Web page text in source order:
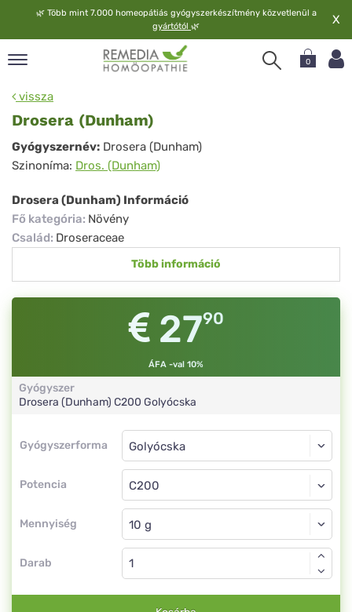
🌿 Több mint 7.000 homeopátiás gyógyszerkészítmény közvetlenül a
gyártótól 🌿 X
0
vissza
Drosera (Dunham)
Drosera
(Dunham)
Gyógyszernév: Drosera (Dunham)
Szinoníma: Dros. (Dunham)
Drosera (Dunham) Információ
Fő kategória: Növény
Család: Droseraceae
Több információ
2790
ÁFA -val 10%
Gyógyszer
Drosera (Dunham) C200 Golyócska
Gyógyszerforma
Gyógyszerforma
Potencia
Golyócska
C200
Mennyiség
Golyócska
Darab